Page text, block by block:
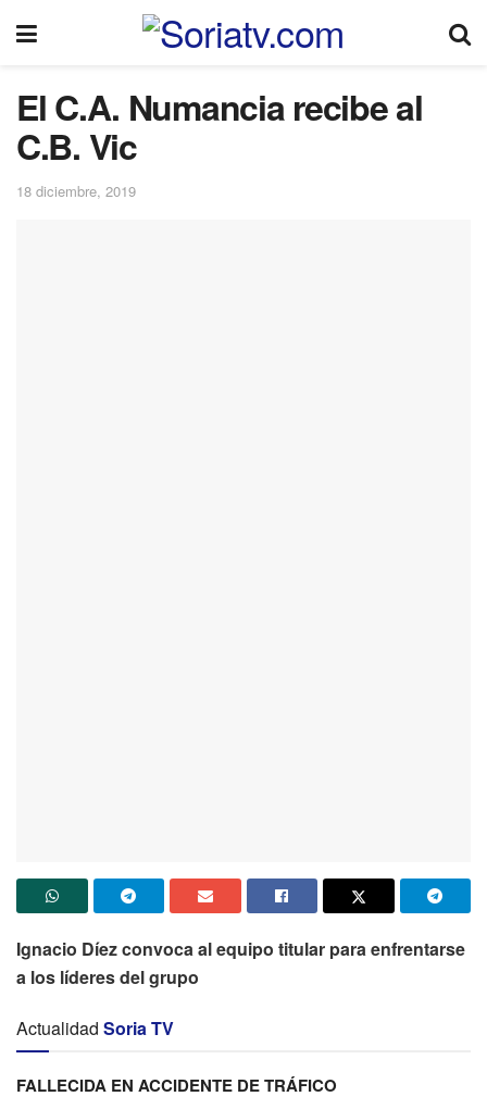
El C.A. Numancia recibe al
C.B. Vic
18 diciembre, 2019
Ignacio Díez convoca al equipo titular para enfrentarse
a los líderes del grupo
Actualidad Soria TV
FALLECIDA EN ACCIDENTE DE TRÁFICO